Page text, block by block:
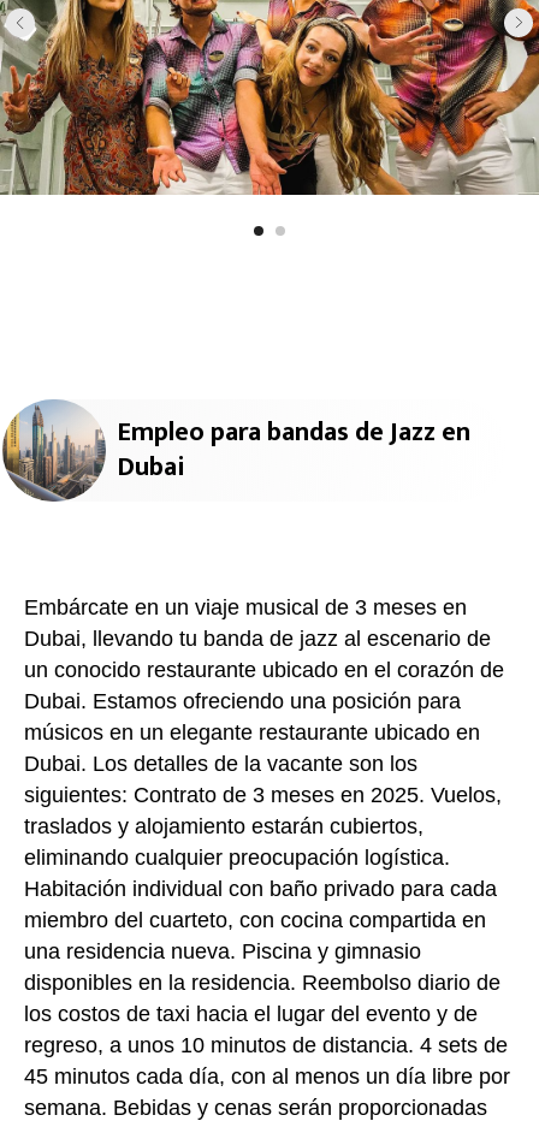
Empleo para bandas de Jazz en
Dubai
Embárcate en un viaje musical de 3 meses en
Dubai, llevando tu banda de jazz al escenario de
un conocido restaurante ubicado en el corazón de
Dubai. Estamos ofreciendo una posición para
músicos en un elegante restaurante ubicado en
Dubai. Los detalles de la vacante son los
siguientes: Contrato de 3 meses en 2025. Vuelos,
traslados y alojamiento estarán cubiertos,
eliminando cualquier preocupación logística.
Habitación individual con baño privado para cada
miembro del cuarteto, con cocina compartida en
una residencia nueva. Piscina y gimnasio
disponibles en la residencia. Reembolso diario de
los costos de taxi hacia el lugar del evento y de
regreso, a unos 10 minutos de distancia. 4 sets de
45 minutos cada día, con al menos un día libre por
semana. Bebidas y cenas serán proporcionadas